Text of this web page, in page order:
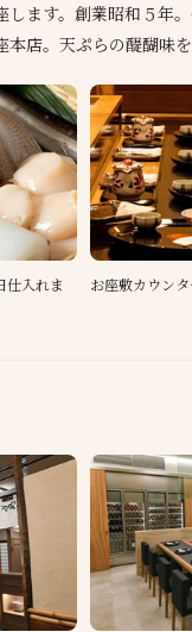
します。創業昭和５年
本店。天ぷらの醍醐味
仕入れま
お座敷カウン